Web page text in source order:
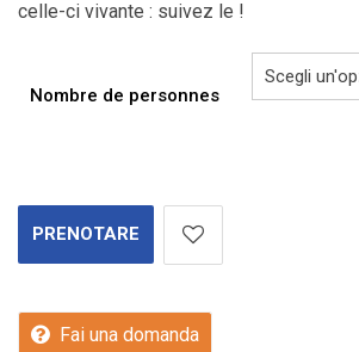
celle-ci vivante : suivez le !
Nombre de personnes
PRENOTARE
Fai una domanda